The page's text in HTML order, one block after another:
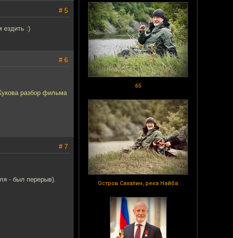
65
Остров Сахалин, река Найба
# 5
ездить :)
# 6
разбор фильма
# 7
- был перерыв).